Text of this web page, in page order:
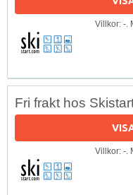
Villkor: -.
Fri frakt hos
Villkor: -.